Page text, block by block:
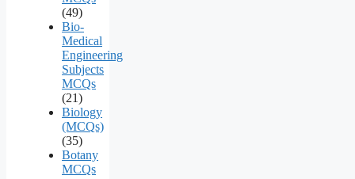
(49)
Bio-
Medical
Engineering
Subjects
MCQs
(21)
Biology
(MCQs)
(35)
Botany
MCQs